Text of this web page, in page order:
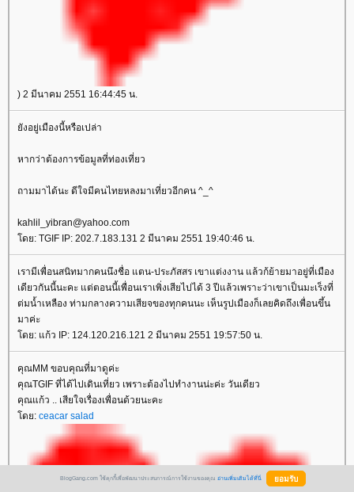
) 2 มีนาคม 2551 16:44:45 น.
ังอยู่เมืองนี้หรือเปล่า
หากว่าต้องการข้อมูลที่ท่องเที่ยว
ถามมาได้นะ ดีใจมีคนไทยหลงมาเที่ยวอีกคน ^_^
kahlil_yibran@yahoo.com
ดย: TGIF IP: 202.7.183.131 2 มีนาคม 2551 19:40:46 น.
เรามีเพื่อนสนิทมากคนนึงชื่อ แตน-ประภัสสร เขาแต่งงาน แล้วก้ย้ายมาอยู่ที่เมือง
เดียวกันนี้นะคะ แต่ตอนนี้เพื่อนเราเพิ่งเสียไปได้ 3 ปีแล้วเพราะว่าเขาเป็นมะเร็งที่
ต่มน้ำเหลือง ท่ามกลางความเสียจของทุกคนนะ เห็นรูปเมืองก็เลยคิดถึงเพื่อนขึ้น
มาค่ะ
ดย: แก้ว IP: 124.120.216.121 2 มีนาคม 2551 19:57:50 น.
คุณMM ขอบคุณที่มาดูค่ะ
คุณTGIF ที่ได้ไปเดินเที่ยว เพราะต้องไปทำงานน่ะค่ะ วันเดียว
คุณแก้ว .. เสียใจเรื่องเพื่อนด้วยนะคะ
ดย: ceacar salad
BlogGang.com ใช้คุกกี้เพื่อพัฒนาประสบการณ์การใช้งานของคุณ อ่านเพิ่มเติมได้ที่นี่